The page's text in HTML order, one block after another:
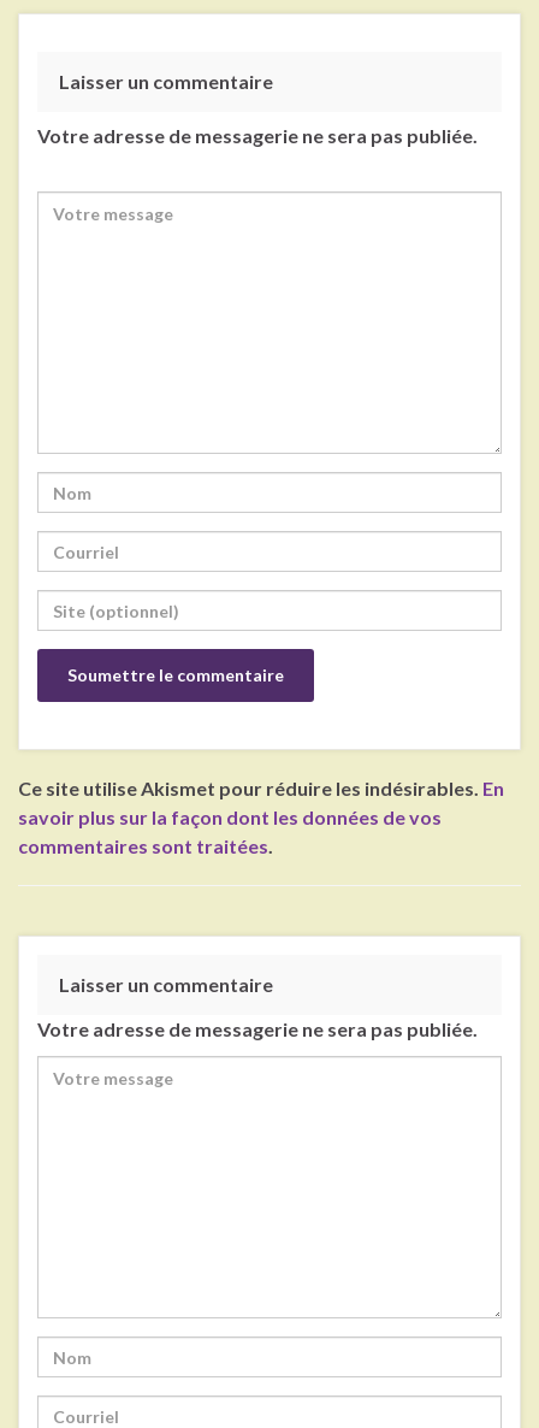
Laisser un commentaire
Votre adresse de messagerie ne sera pas publiée.
Ce site utilise Akismet pour réduire les indésirables. En
savoir plus sur la façon dont les données de vos
commentaires sont traitées.
Laisser un commentaire
Votre adresse de messagerie ne sera pas publiée.